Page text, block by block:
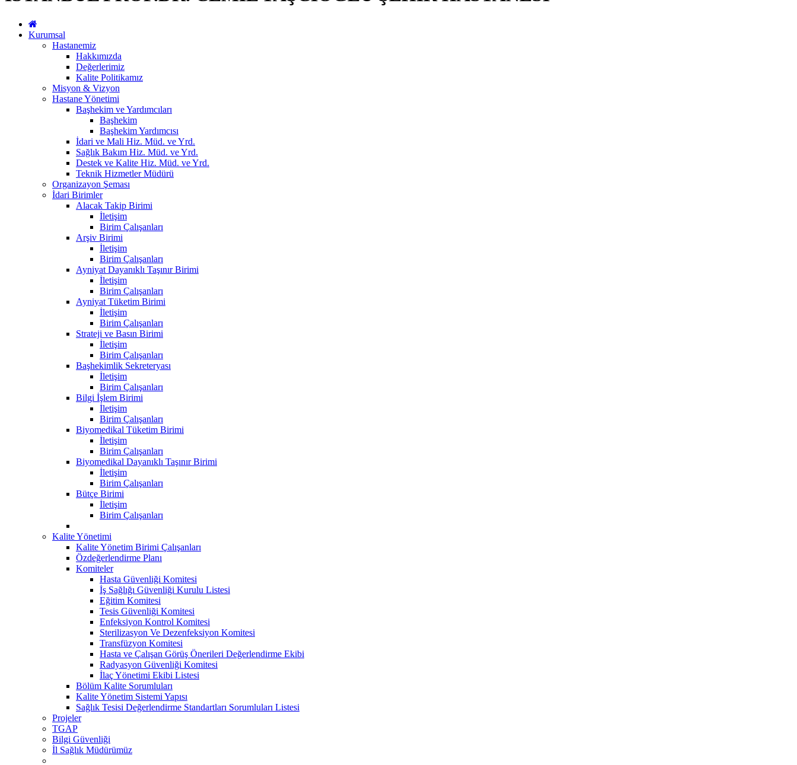
Kurumsal
Hastanemiz
Hakkımızda
Değerlerimiz
Kalite Politikamız
Misyon & Vizyon
Hastane Yönetimi
Başhekim ve Yardımcıları
Başhekim
Başhekim Yardımcısı
İdari ve Mali Hiz. Müd. ve Yrd.
Sağlık Bakım Hiz. Müd. ve Yrd.
Destek ve Kalite Hiz. Müd. ve Yrd.
Teknik Hizmetler Müdürü
Organizayon Şeması
İdari Birimler
Alacak Takip Birimi
İletişim
Birim Çalışanları
Arşiv Birimi
İletişim
Birim Çalışanları
Ayniyat Dayanıklı Taşınır Birimi
İletişim
Birim Çalışanları
Ayniyat Tüketim Birimi
İletişim
Birim Çalışanları
Strateji ve Basın Birimi
İletişim
Birim Çalışanları
Başhekimlik Sekreteryası
İletişim
Birim Çalışanları
Bilgi İşlem Birimi
İletişim
Birim Çalışanları
Biyomedikal Tüketim Birimi
İletişim
Birim Çalışanları
Biyomedikal Dayanıklı Taşınır Birimi
İletişim
Birim Çalışanları
Bütçe Birimi
İletişim
Birim Çalışanları
Kalite Yönetimi
Kalite Yönetim Birimi Çalışanları
Özdeğerlendirme Planı
Komiteler
Hasta Güvenliği Komitesi
İş Sağlığı Güvenliği Kurulu Listesi
Eğitim Komitesi
Tesis Güvenliği Komitesi
Enfeksiyon Kontrol Komitesi
Sterilizasyon Ve Dezenfeksiyon Komitesi
Transfüzyon Komitesi
Hasta ve Çalışan Görüş Önerileri Değerlendirme Ekibi
Radyasyon Güvenliği Komitesi
İlaç Yönetimi Ekibi Listesi
Bölüm Kalite Sorumluları
Kalite Yönetim Sistemi Yapısı
Sağlık Tesisi Değerlendirme Standartları Sorumluları Listesi
Projeler
TGAP
Bilgi Güvenliği
İl Sağlık Müdürümüz